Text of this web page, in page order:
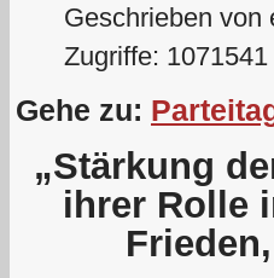
Geschrieben von
Zugriffe: 1071541
Gehe zu:
„Stärkung
ihrer Rolle